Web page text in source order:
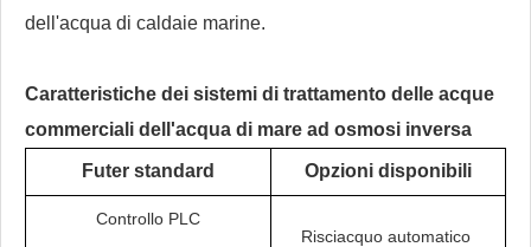
dell'acqua di caldaie marine.
Caratteristiche dei sistemi di trattamento delle acque
commerciali dell'acqua di mare ad osmosi inversa
Futer standard Opzioni disponibili
Controllo PLC
Risciacquo automatico